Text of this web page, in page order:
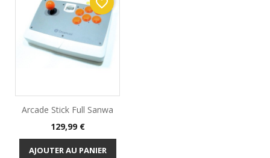
Arcade Stick Full Sanwa
Prix
129,99 €
AJOUTER AU PANIER